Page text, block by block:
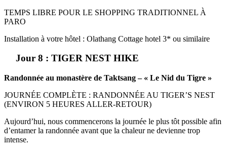
TEMPS LIBRE POUR LE SHOPPING TRADITIONNEL À
PARO
Installation à votre hôtel : Olathang Cottage hotel 3* ou similaire
Jour 8 : TIGER NEST HIKE
Randonnée au monastère de Taktsang – « Le Nid du Tigre »
JOURNÉE COMPLÈTE : RANDONNÉE AU TIGER’S NEST
(ENVIRON 5 HEURES ALLER-RETOUR)
Aujourd’hui, nous commencerons la journée le plus tôt possible afin
d’entamer la randonnée avant que la chaleur ne devienne trop
intense.